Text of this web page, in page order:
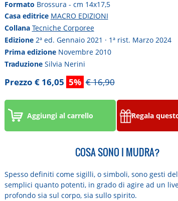
Formato Brossura - cm 14x17,5
Casa editrice MACRO EDIZIONI
Collana Tecniche Corporee
Edizione 2ª ed. Gennaio 2021 · 1ª rist. Marzo 2024
Prima edizione Novembre 2010
Traduzione Silvia Nerini
Prezzo € 16,05 5% € 16,90
Aggiungi al carrello Regala
COSA SONO I MUDRA?
Spesso definiti come sigilli, o simboli, sono gesti
semplici quanto potenti, in grado di agire ad un
profondo sia sul corpo, sia sullo spirito.